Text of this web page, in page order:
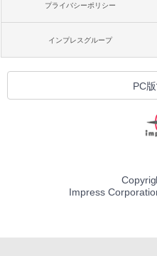
プライバシーポリシー
インプレスグループ
PC
Impress